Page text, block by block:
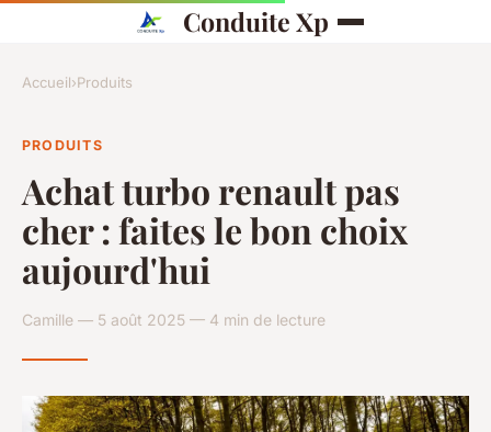
Conduite Xp
Accueil›Produits
PRODUITS
Achat turbo renault pas
cher : faites le bon choix
aujourd'hui
Camille — 5 août 2025 — 4 min de lecture